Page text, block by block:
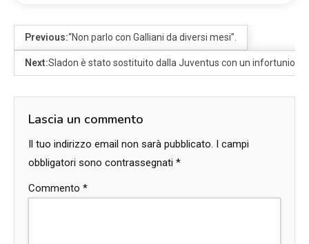
Previous:“Non parlo con Galliani da diversi mesi”.
Next:Sladon è stato sostituito dalla Juventus con un infortunio al
Lascia un commento
Il tuo indirizzo email non sarà pubblicato. I campi
obbligatori sono contrassegnati *
Commento *